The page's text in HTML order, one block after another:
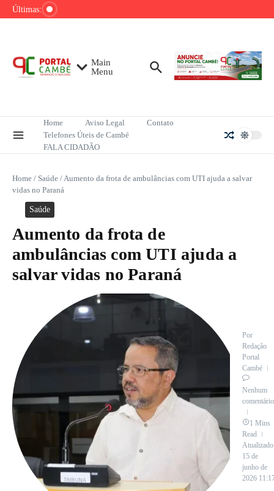
Ir para o conteúdo
Últimas:
Rayssa Leal conquista título da etapa carioca
audiência do jornalismo no Brasil
Main
Menu
Home Aviso Legal
Contato
Telefones Úteis de Cambé
FALA CIDADÃO
Home / Saúde /Aumento da frota de ambulâncias com UTI ajuda a salvar
vidas no Paraná
Saúde
Aumento da frota de
ambulâncias com UTI ajuda a
salvar vidas no Paraná
Por
Redação
Portal
Cambé
Nenhum
comentário
1 Mins
Read
15 de
junho de
2026